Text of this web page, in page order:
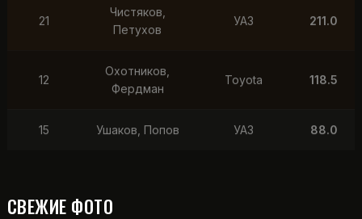
21
Чистяков,
Петухов
УАЗ 211.0
12
Охотников,
Фердман
Toyota 118.5
15 Ушаков, Попов УАЗ 88.0
СВЕЖИЕ ФОТО